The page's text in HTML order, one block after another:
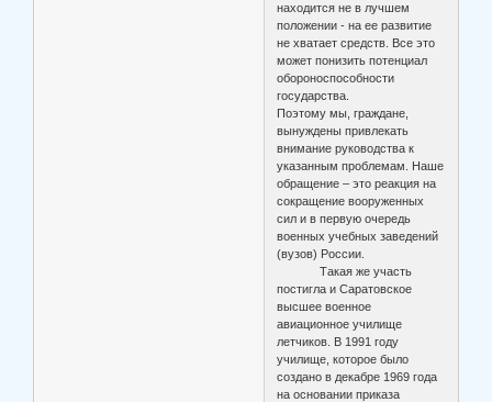
находится не в лучшем
положении - на ее развитие
не хватает средств. Все это
может понизить потенциал
обороноспособности
государства.
Поэтому мы, граждане,
вынуждены привлекать
внимание руководства к
указанным проблемам. Наше
обращение – это реакция на
сокращение вооруженных
сил и в первую очередь
военных учебных заведений
(вузов) России.
Такая же участь
постигла и Саратовское
высшее военное
авиационное училище
летчиков. В 1991 году
училище, которое было
создано в декабре 1969 года
на основании приказа